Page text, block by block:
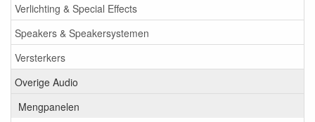
Verlichting & Special Effects
Speakers & Speakersystemen
Versterkers
Overige Audio
Mengpanelen